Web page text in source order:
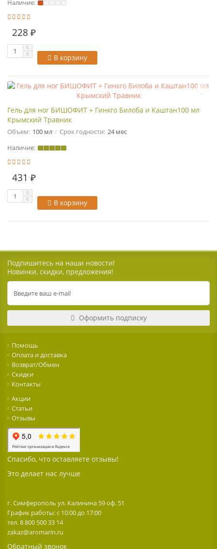
Наличие:
228 ₽
В корзину
Гель для ног БИШОФИТ + Гинкго Билоба и Каштан100 мл
Крымский Травник
Объем: 100 мл Срок годности: 24 мес
Наличие:
431 ₽
В корзину
Подпишитесь на наши новости!
Новинки, скидки, предложения!
Оформить подписку
Помощь
Оплата и доставка
Возврат/Обмен
Скидки
Контакты
Акции
Статьи
Отзывы
Спасибо, что оставляете отзывы!
Это делает нас лучше
г. Симферополь ул. Калинина 59 оф. 51
График работы: с 10:00 до 17:00
тел. 8 800 500 33 14
zakaz@aromarin.ru
Обратный звонок